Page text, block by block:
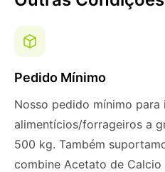
Pedido Mínimo
Nosso pedido mínimo para
alimentícios/forrageiros a
500 kg. Também
combine Acetato de